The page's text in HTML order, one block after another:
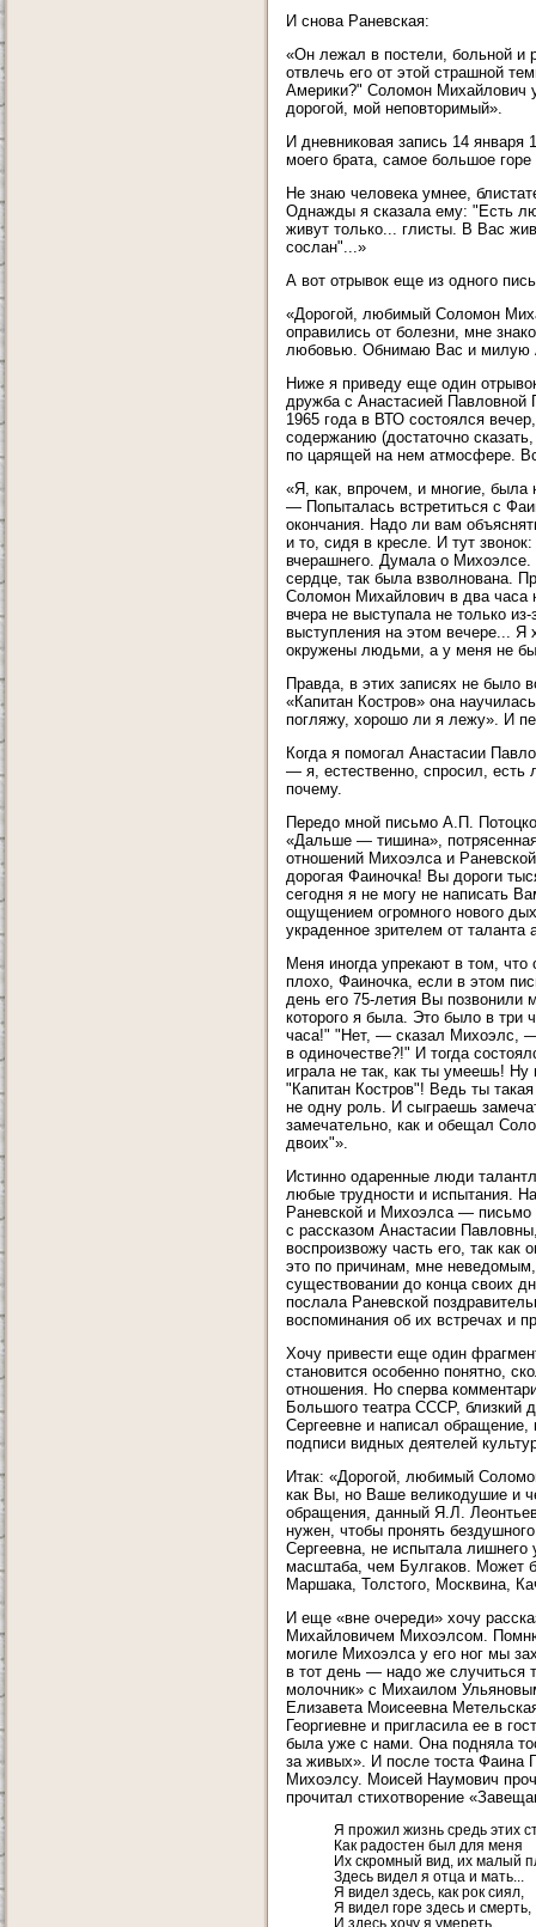
И снова Раневская:
«Он лежал в постели, больной и
отвлечь его от этой страшной
Америки?" Соломон
дорогой, мой неповторимый».
И дневниковая запись 14
моего брата, самое большое
Не знаю человека умнее,
Однажды я сказала ему: "Есть
живут только... глисты. В Вас
сослан"...»
А вот отрывок еще из одного
«Дорогой, любимый Соломон
оправились от болезни, мне
любовью. Обнимаю Вас и милую
Ниже я приведу еще один
дружба с Анастасией Павловной
1965 года в ВТО состоялся
содержанию (достаточно
по царящей на нем атмосфере.
«Я, как, впрочем, и многие, была
— Попыталась встретиться с
окончания. Надо ли вам
и то, сидя в кресле. И тут
вчерашнего. Думала о
сердце, так была взволнована.
Соломон Михайлович в два часа
вчера не выступала не только
выступления на этом вечере... Я
окружены людьми, а у меня не
Правда, в этих записях не было
«Капитан Костров» она
погляжу, хорошо ли я лежу». И
Когда я помогал Анастасии
— я, естественно, спросил, есть
почему.
Передо мной письмо А.П.
«Дальше — тишина»,
отношений Михоэлса и
дорогая Фаиночка! Вы дороги
сегодня я не могу не написать
ощущением огромного нового
украденное зрителем от таланта
Меня иногда упрекают в том,
плохо, Фаиночка, если в этом
день его 75-летия Вы позвонили
которого я была. Это было в три
часа!" "Нет, — сказал Михоэлс, —
в одиночестве?!" И тогда
играла не так, как ты умеешь!
"Капитан Костров"! Ведь ты
не одну роль. И сыграешь
замечательно, как и обещал
двоих"».
Истинно одаренные люди
любые трудности и испытания.
Раневской и Михоэлса — письмо
с рассказом Анастасии
воспроизвожу часть его, так
это по причинам, мне
существовании до конца своих
послала Раневской
воспоминания об их встречах и
Хочу привести еще один
становится особенно понятно,
отношения. Но сперва
Большого театра СССР, близкий
Сергеевне и написал
подписи видных деятелей
Итак: «Дорогой, любимый
как Вы, но Ваше великодушие и
обращения, данный Я.Л.
нужен, чтобы пронять
Сергеевна, не испытала лишнего
масштаба, чем Булгаков. Может
Маршака, Толстого, Москвина,
И еще «вне очереди» хочу
Михайловичем Михоэлсом.
могиле Михоэлса у его ног мы
в тот день — надо же случиться
молочник» с Михаилом
Елизавета Моисеевна
Георгиевне и пригласила ее в
была уже с нами. Она подняла
за живых». И после тоста Фаина
Михоэлсу. Моисей Наумович
прочитал стихотворение
Я прожил жизнь средь этих
Как радостен был для меня
Их скромный вид, их малый
Здесь видел я отца и мать...
Я видел здесь, как рок сиял,
Я видел горе здесь и смерть,
И здесь хочу я умереть.